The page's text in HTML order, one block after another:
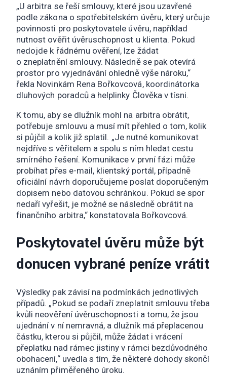
„U arbitra se řeší smlouvy, které jsou uzavřené
podle zákona o spotřebitelském úvěru, který určuje
povinnosti pro poskytovatele úvěru, například
nutnost ověřit úvěruschopnost u klienta. Pokud
nedojde k řádnému ověření, lze žádat
o zneplatnění smlouvy. Následně se pak otevírá
prostor pro vyjednávání ohledně výše nároku,“
řekla Novinkám Rena Bořkovcová, koordinátorka
dluhových poradců a helplinky Člověka v tísni.
K tomu, aby se dlužník mohl na arbitra obrátit,
potřebuje smlouvu a musí mít přehled o tom, kolik
si půjčil a kolik již splatil. „Je nutné komunikovat
nejdříve s věřitelem a spolu s ním hledat cestu
smírného řešení. Komunikace v první fázi může
probíhat přes e-mail, klientský portál, případně
oficiální návrh doporučujeme poslat doporučeným
dopisem nebo datovou schránkou. Pokud se spor
nedaří vyřešit, je možné se následně obrátit na
finančního arbitra,“ konstatovala Bořkovcová.
Poskytovatel úvěru může být
donucen vybrané peníze vrátit
Výsledky pak závisí na podmínkách jednotlivých
případů. „Pokud se podaří zneplatnit smlouvu třeba
kvůli neověření úvěruschopnosti a tomu, že jsou
ujednání v ní nemravná, a dlužník má přeplacenou
částku, kterou si půjčil, může žádat i vrácení
přeplatku nad rámec jistiny v rámci bezdůvodného
obohacení,“ uvedla s tím, že některé dohody skončí
uznáním přiměřeného úroku.